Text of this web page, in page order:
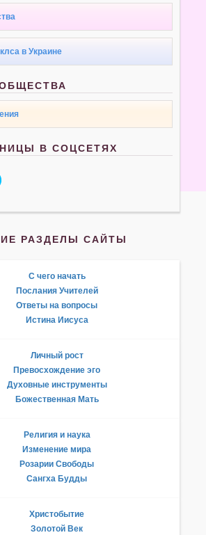
в Украине
В СОЦСЕТЯХ
РАЗДЕЛЫ САЙТЫ
С чего начать
Послания Учителей
Ответы на вопросы
Истина Иисуса
Личный рост
Превосхождение эго
Духовные инструменты
Божественная Мать
Религия и наука
Изменение мира
Розарии Свободы
Сангха Будды
Христобытие
Золотой Век